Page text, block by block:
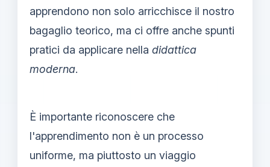
apprendono non solo arricchisce il nostro
bagaglio teorico, ma ci offre anche spunti
pratici da applicare nella didattica
moderna.
È importante riconoscere che
l'apprendimento non è un processo
uniforme, ma piuttosto un viaggio